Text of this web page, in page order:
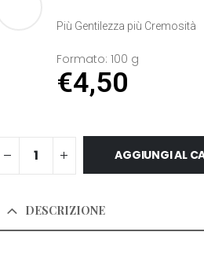
Più Gentilezza più Cremosità
Formato: 100 g
€4,50
AGGIUNGI AL
DESCRIZIONE